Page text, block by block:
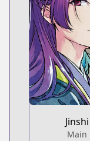
Jinshi
Main